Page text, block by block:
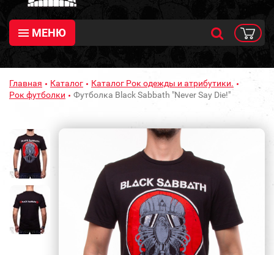
МЕНЮ
Главная Каталог
Каталог Рок одежды и атрибутики.
Рок футболки
Футболка Black Sabbath "Never Say Die!"